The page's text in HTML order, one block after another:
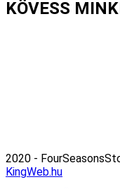
KÖVESS
2020 -
KingWeb.hu